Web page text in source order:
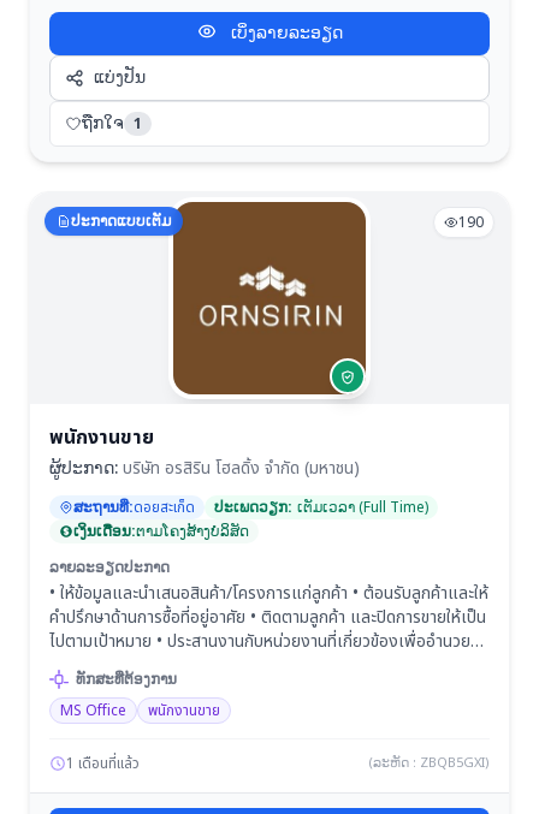
charge of Site Activities check list procedure quality
compliance and feedback (Including launching
operations) (รับผิดชอบในการตรวจสอบกิจกรรมต่างๆ ในไซต์งาน
การปฏิบัติตามขั้นตอนคุณภาพ และการให้ข้อเสนอแนะ (รวมถึงการ
เริ่มดำเนินการ) • Monitoring, checking, recording and
maintain site activities according to the Project Quality
Plan. (ตรวจสอบ บันทึก และบำรุงรักษางานต่างๆ ในไซต์งานตาม
authorities (ประสานงานกับหน่วยงานที่เกี่ยวข้อง) • Ensure
compliance with checklist / procedures and sign off
สอบ/ขั้นตอนต่างๆ และลงชื่อรับรองในส่วนที่จำเป็น) • Provide a
weekly report to the project engineer or project
ก่อสร้าง) • Advise Superintendent on site related matters
(ให้คำแนะนำแก่หัวหน้างานเกี่ยวกับเรื่องที่เกี่ยวข้องกับไซต์งาน
ก่อสร้าง) • Prepare material construction records as
required for reporting to project engineer or project
manager (จัดทำบันทึกการก่อสร้างวัสดุตามที่ร้องขอเพื่อรายงาน
ต่อวิศวกรโครงการ หรือ ผู้จัดการโครงการ
ເບິ່ງລາຍລະອຽດ
ແບ່ງປັນ
ຖືກໃຈ 1
ປະກາດແບບເຕັມ 190
พนักงานขาย
ຜູ້ປະກາດ:บริษัท อรสิริน โฮลดิ้ง จำกัด (มหาชน)
ສະຖານທີ່:ดอยสะเก็ด ປະເພດວຽກ: ເຕັມເວລາ (Full Time)
ເງິນເດືອນ:ຕາມໂຄງສ້າງບໍລິສັດ
ລາຍລະອຽດປະກາດ
• ให้ข้อมูลและนำเสนอสินค้า/โครงการแก่ลูกค้า • ต้อนรับลูกค้าและให้
คำปรึกษาด้านการซื้อที่อยู่อาศัย • ติดตามลูกค้า และปิดการขายให้เป็น
ไปตามเป้าหมาย • ประสานงานกับหน่วยงานที่เกี่ยวข้องเพื่ออำนวย
ความสะดวกแก่ลูกค้า • ดูแลฐานข้อมูลลูกค้าและจัดทำรายงานการ
ขาย ທັກສະທີ່ຕ້ອງການ
MS Office
พนักงานขาย
1 เดือนที่แล้ว (ລະຫັດ : ZBQB5GXI)